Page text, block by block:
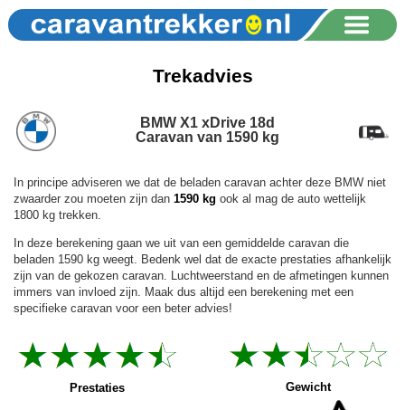
Trekadvies
BMW X1 xDrive 18d
Caravan van 1590 kg
In principe adviseren we dat de beladen caravan achter deze BMW niet
zwaarder zou moeten zijn dan 1590 kg ook al mag de auto wettelijk
1800 kg trekken.
In deze berekening gaan we uit van een gemiddelde caravan die
beladen 1590 kg weegt. Bedenk wel dat de exacte prestaties afhankelijk
zijn van de gekozen caravan. Luchtweerstand en de afmetingen kunnen
immers van invloed zijn. Maak dus altijd een berekening met een
specifieke caravan voor een beter advies!
Prestaties Gewicht